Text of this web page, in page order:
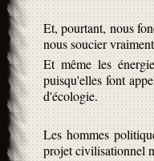
Et, pourtant, nous
nous soucier
Et même les
puisqu'elles font
d'écologie.
Les hommes
projet civilisationnel